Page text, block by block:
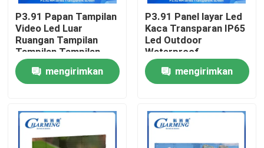
Rumah
Produk
Tentang kita
P3.91 Papan Tampilan
Video Led Luar
Ruangan Tampilan
Tampilan Tampilan
Tampilan IP65 Panel
Dindingmengirimkan
P3.91 Panel layar Led
Kaca Transparan IP65
Led Outdoor
Waterproof
Advertising TV
Billboardmengirimkan